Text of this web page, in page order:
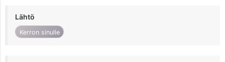
Lähtö
Kerron sinulle